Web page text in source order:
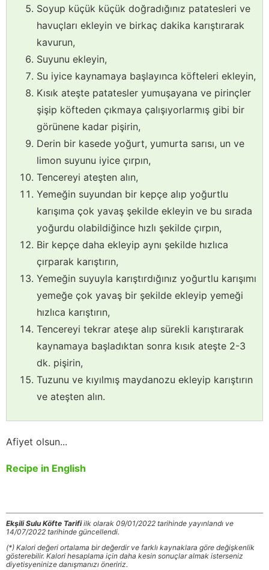
Soyup küçük küçük doğradığınız patatesleri ve
havuçları ekleyin ve birkaç dakika karıştırarak
kavurun,
Suyunu ekleyin,
Su iyice kaynamaya başlayınca köfteleri ekleyin,
Kısık ateşte patatesler yumuşayana ve pirinçler
şişip köfteden çıkmaya çalışıyorlarmış gibi bir
görünene kadar pişirin,
Derin bir kasede yoğurt, yumurta sarısı, un ve
limon suyunu iyice çırpın,
Tencereyi ateşten alın,
Yemeğin suyundan bir kepçe alıp yoğurtlu
karışıma çok yavaş şekilde ekleyin ve bu sırada
yoğurdu olabildiğince hızlı şekilde çırpın,
Bir kepçe daha ekleyip aynı şekilde hızlıca
çırparak karıştırın,
Yemeğin suyuyla karıştırdığınız yoğurtlu karışımı
yemeğe çok yavaş bir şekilde ekleyip yemeği
hızlıca karıştırın,
Tencereyi tekrar ateşe alıp sürekli karıştırarak
kaynamaya başladıktan sonra kısık ateşte 2-3
dk. pişirin,
Tuzunu ve kıyılmış maydanozu ekleyip karıştırın
ve ateşten alın.
Afiyet olsun...
Recipe in English
Ekşili Sulu Köfte Tarifiilk olarak 09/01/2022 tarihinde yayınlandı ve
14/07/2022 tarihinde güncellendi.
(*) Kalori değeri ortalama bir değerdir ve farklı kaynaklara göre değişkenlik
gösterebilir. Kalori hesaplama için daha kesin sonuçlar almak isterseniz
diyetisyeninize danışmanızı öneririz.